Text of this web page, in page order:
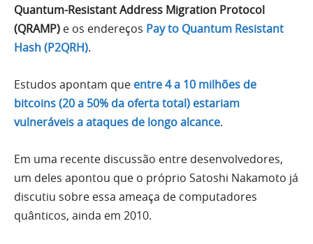
Quantum-Resistant Address Migration Protocol
(QRAMP) e os endereços Pay to Quantum Resistant
Hash (P2QRH).
Estudos apontam que entre 4 a 10 milhões de
bitcoins (20 a 50% da oferta total) estariam
vulneráveis a ataques de longo alcance.
Em uma recente discussão entre desenvolvedores,
um deles apontou que o próprio Satoshi Nakamoto já
discutiu sobre essa ameaça de computadores
quânticos, ainda em 2010.